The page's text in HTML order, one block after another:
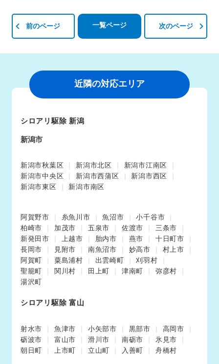
前のページ 一覧ページ 次のページ
近隣の対応エリア
シロアリ駆除 新潟
新潟市
新潟市秋葉区 新潟市北区
新潟市江南区
新潟市中央区
新潟市西蒲区
新潟市西区
新潟市東区
新潟市南区
阿賀野市 糸魚川市 魚沼市
小千谷市
柏崎市
加茂市 五泉市 佐渡市
三条市
新発田市
上越市 胎内市 燕市
十日町市
長岡市
見附市 南魚沼市 妙高市
村上市
阿賀町
粟島浦村 出雲崎町
刈羽村
聖籠町
関川村 田上町 津南町
弥彦村
湯沢町
シロアリ駆除 富山
射水市 魚津市 小矢部市 黒部市
高岡市
砺波市
富山市 滑川市 南砺市
氷見市
朝日町
上市町 立山町 入善町 舟橋村